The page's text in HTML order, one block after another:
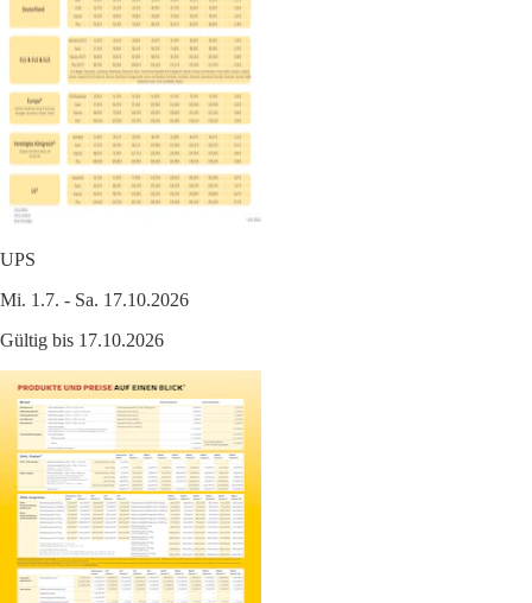
UPS
Mi. 1.7. - Sa. 17.10.2026
Gültig bis 17.10.2026